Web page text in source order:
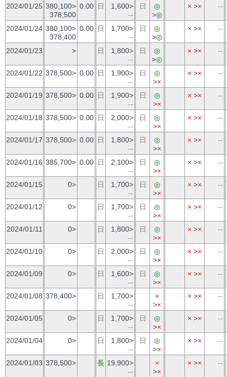
2024/01/25 380,100>
378,500
0.00 日
1,600>
--
日
◎
>◎
× >× --
2024/01/24 380,100>
378,400
0.00 日
1,700>
--
日
◎
>◎
× >× --
2024/01/23 > 日
1,800>
--
日
◎
>◎
× >× --
2024/01/22 378,500> 0.00 日
1,900>
--
日
◎
>×
× >× --
2024/01/19 378,500> 0.00 日
1,900>
--
日
◎
>×
× >× --
2024/01/18 378,500> 0.00 日
2,000>
--
日
◎
>×
× >× --
2024/01/17 378,500> 0.00 日
1,800>
--
日
◎
>×
× >× --
2024/01/16 385,700> 0.00 日
2,100>
--
日
◎
>×
× >× --
2024/01/15 0> 日
1,700>
--
日
◎
>×
× >× --
2024/01/12 0> 日
1,700>
--
日
◎
>×
× >× --
2024/01/11 0> 日
1,800>
--
日
◎
>×
× >× --
2024/01/10 0> 日
2,000>
--
日
◎
>×
× >× --
2024/01/09 0> 日
1,600>
--
日
◎
>×
× >× --
2024/01/08 378,400> 日
1,700>
--
×
>×
× >× --
2024/01/05 0> 日
1,700>
--
日
◎
>×
× >× --
2024/01/04 0> 日
1,800>
--
日
◎
>×
× >× --
2024/01/03 378,500> 長 19,900>
--
×
>×
× >× --